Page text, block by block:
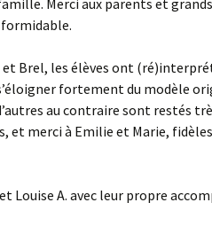
Merci aux parents et
Brel, les élèves ont
fortement du modèle
au contraire sont restés
et merci à Emilie et Marie,
Louise A. avec leur propre